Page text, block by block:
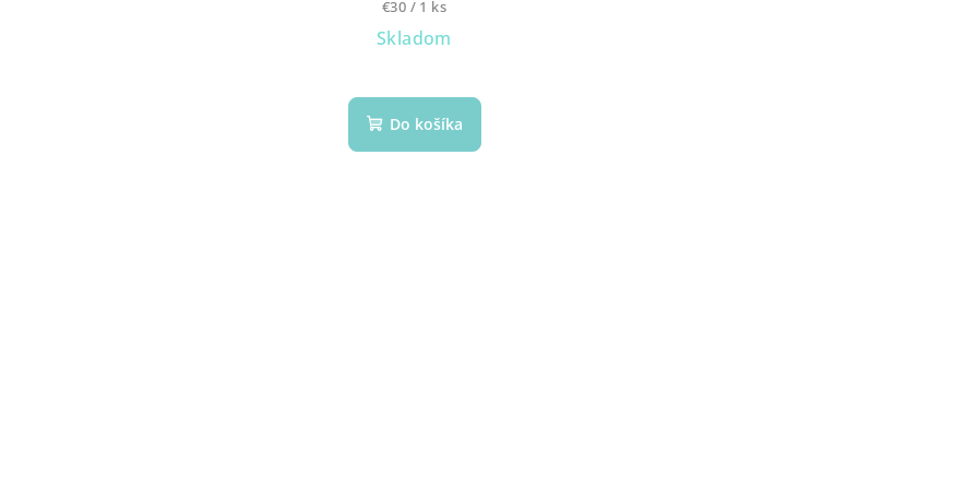
Jednotková
cena:
€30 / 1 ks
Skladom
Do košíka